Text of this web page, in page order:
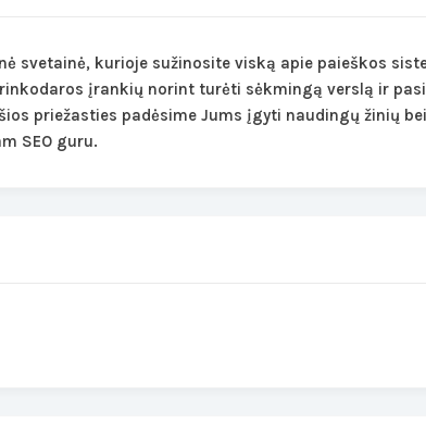
svetainė, kurioje sužinosite viską apie paieškos
įrankių norint turėti sėkmingą verslą ir
priežasties padėsime Jums įgyti naudingų žinių
SEO guru.